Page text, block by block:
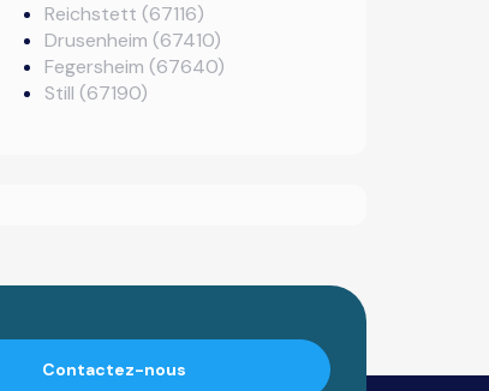
Reichstett (67116)
Drusenheim (67410)
Fegersheim (67640)
Still (67190)
Contactez-nous